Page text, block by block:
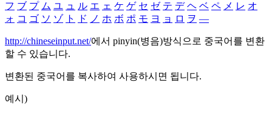
フ ブ プ ム ユ ュ ル エ ェ ケ ゲ セ ゼ テ デ ヘ ベ ペ メ レ オ
ォ コ ゴ ソ ゾ ト ド ノ ホ ボ ポ モ ヨ ョ ロ ヲ ―
http://chineseinput.net/에서 pinyin(병음)방식으로 중국어를 변환
할 수 있습니다.
변환된 중국어를 복사하여 사용하시면 됩니다.
예시)